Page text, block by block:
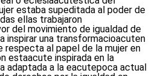
estaba supeditada al poder de
ellas trabajaron
del movimiento de igualdad de
inspirar una transformacioacuten
respecta al papel de la mujer en
estaacute inspirada en la
adaptada a la eacutepoca actual